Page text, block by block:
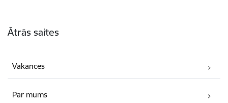
Ātrās saites
Vakances
Par mums